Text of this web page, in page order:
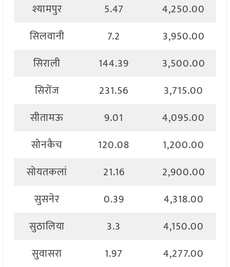
श्यामपुर
5.47
4,250.00
सिलवानी
7.2
3,950.00
सिराली
144.39
3,500.00
सिरोंज
231.56
3,715.00
सीतामऊ
9.01
4,095.00
सोनकैच
120.08
1,200.00
सोयतकलां
21.16
2,900.00
सुसनेर
0.39
4,318.00
सुठालिया
3.3
4,150.00
सुवासरा
1.97
4,277.00